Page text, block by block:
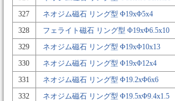
327
ネオジム磁石 リング型 Φ19xΦ5x4
328
フェライト磁石 リング型 Φ19xΦ6.5x10
329
ネオジム磁石 リング型 Φ19xΦ10x13
330
ネオジム磁石 リング型 Φ19xΦ12x4
331
ネオジム磁石 リング型 Φ19.2xΦ6x6
332
ネオジム磁石 リング型 Φ19.5xΦ9.4x1.5